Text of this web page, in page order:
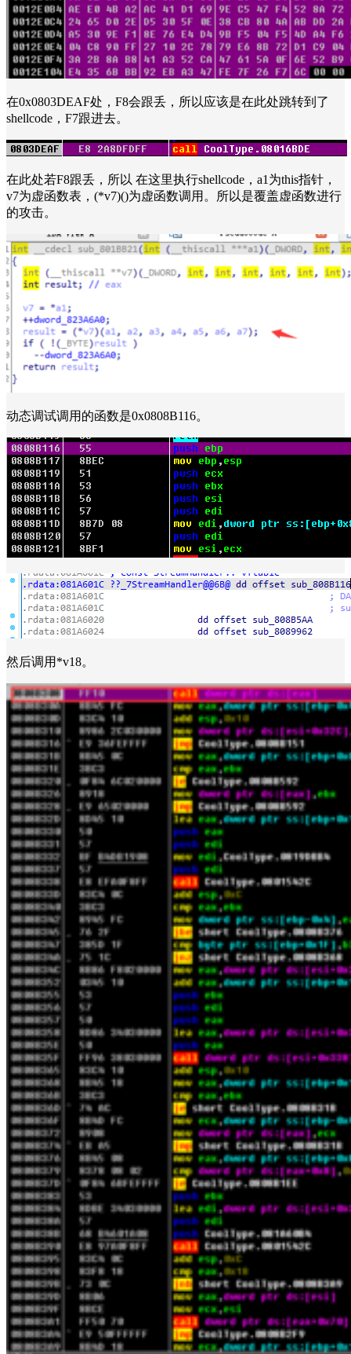
在0x0803DEAF处，F8会跟丢，所以应该是在此处跳转到了
shellcode，F7跟进去。
在此处若F8跟丢，所以 在这里执行shellcode，a1为this指针，
v7为虚函数表，(*v7)()为虚函数调用。所以是覆盖虚函数进行
的攻击。
动态调试调用的函数是0x0808B116。
然后调用*v18。